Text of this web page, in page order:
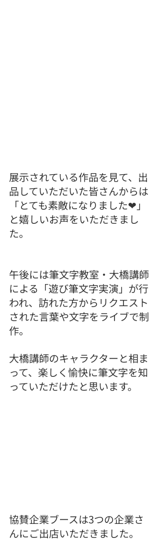
展示されている作品を見て、出
品していただいた皆さんからは
「とても素敵になりました❤︎」
と嬉しいお声をいただきまし
た。
午後には筆文字教室・大橋講師
による「遊び筆文字実演」が行
われ、訪れた方からリクエスト
された言葉や文字をライブで制
作。
大橋講師のキャラクターと相ま
って、楽しく愉快に筆文字を知
っていただけたと思います。
協賛企業ブースは3つの企業さ
んにご出店いただきました。